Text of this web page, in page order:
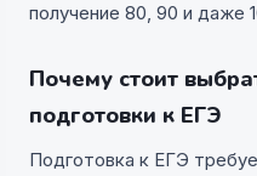
получение 80, 90 и даже
Почему стоит
подготовки к ЕГЭ
Подготовка к ЕГЭ